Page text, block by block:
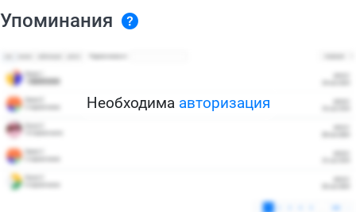
Упоминания
Необходима авторизация